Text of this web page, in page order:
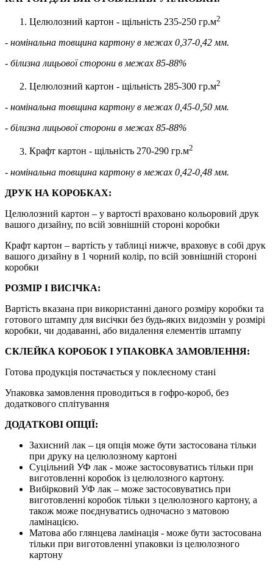
Целюлозний картон - щільність 235-250 гр.м2
- номінальна товщина картону в межах 0,37-0,42 мм.
- білизна лицьової сторони в межах 85-88%
Целюлозний картон - щільність 285-300 гр.м2
- номінальна товщина картону в межах 0,45-0,50 мм.
- білизна лицьової сторони в межах 85-88%
Крафт картон - щільність 270-290 гр.м2
- номінальна товщина картону в межах 0,42-0,48 мм.
ДРУК НА КОРОБКАХ:
Целюлозний картон – у вартості враховано кольоровий друк
вашого дизайну, по всій зовнішній стороні коробки
Крафт картон – вартість у таблиці нижче, враховує в собі друк
вашого дизайну в 1 чорний колір, по всій зовнішній стороні
коробки
РОЗМІР І ВИСІЧКА:
Вартість вказана при використанні даного розміру коробки та
готового штампу для висічки без будь-яких видозмін у розмірі
коробки, чи додаванні, або видалення елементів штампу
СКЛЕЙКА КОРОБОК І УПАКОВКА ЗАМОВЛЕННЯ:
Готова продукція постачається у поклеєному стані
Упаковка замовлення проводиться в гофро-короб, без
додаткового сплітування
ДОДАТКОВІ ОПЦІЇ:
Захисний лак – ця опція може бути застосована тільки
при друку на целюлозному картоні
Суцільний УФ лак - може застосовуватись тільки при
виготовленні коробок із целюлозного картону.
Вибірковий УФ лак – може застосовуватись при
виготовленні коробок тільки з целюлозного картону, а
також може поєднуватись одночасно з матовою
ламінацією.
Матова або глянцева ламінація - може бути застосована
тільки при виготовленні упаковки із целюлозного
картону